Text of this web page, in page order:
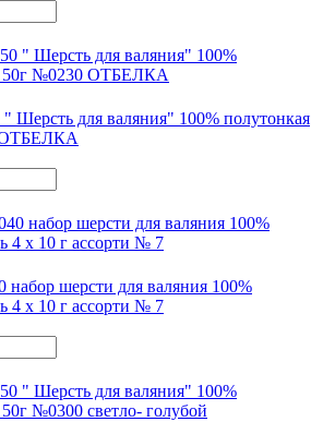
Шерсть для валяния" 100% полутонкая
ОТБЕЛКА
набор шерсти для валяния 100%
4 х 10 г ассорти № 7